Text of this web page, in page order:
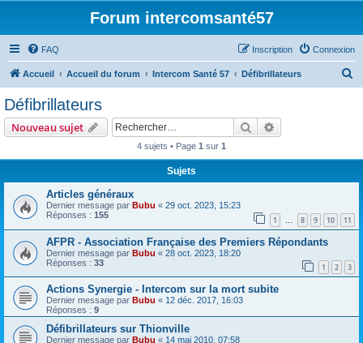
Forum intercomsanté57
FAQ Connexion
Inscription
Accueil Accueil du forum Intercom Santé 57 Défibrillateurs
e
Défibrillateurs
Nouveau sujet Rechercher
4 sujets • Page 1 sur 1
Sujets
Articles généraux
Dernier message par Bubu « 29 oct. 2023, 15:23
Réponses : 155 1 … 8 9 10 11
AFPR - Association Française des Premiers Répondants
Dernier message par Bubu « 28 oct. 2023, 18:20
Réponses : 33 1 2 3
Actions Synergie - Intercom sur la mort subite
Dernier message par Bubu « 12 déc. 2017, 16:03
Réponses : 9
Défibrillateurs sur Thionville
Dernier message par Bubu « 14 mai 2010, 07:58